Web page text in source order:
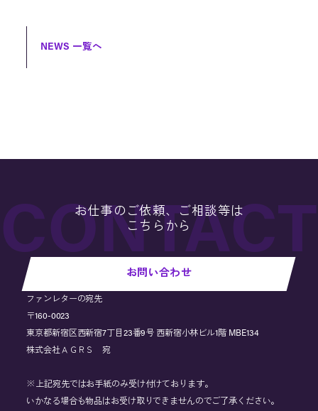
NEWS 一覧へ
お仕事のご依頼、ご相談等は
こちらから
お問い合わせ
ファンレターの宛先
〒160-0023
東京都新宿区西新宿7丁目23番9号 西新宿小林ビル1階 MBE134
株式会社ＡＧＲＳ 宛
※上記宛先ではお手紙のみ受け付けております。
いかなる場合も物品はお受け取りできませんのでご了承ください。